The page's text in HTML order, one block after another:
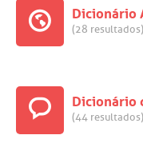
Dicionário
(28 resultados)
Dicionário
(44 resultados)